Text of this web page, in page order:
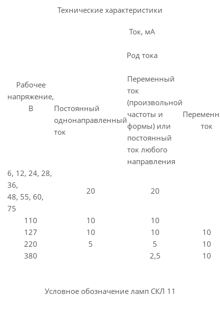
Технические характеристики
Рабочее
напряжение,
В
Ток, мА
Род тока
Постоянный
однонаправленный
ток
Переменный
ток
(произвольной
частоты и
формы) или
постоянный
ток любого
направления
ток
6, 12, 24, 28,
36,
48, 55, 60,
75
20 20
110 10
10
127
10 10
10
220
5 5
10
380
2,5 10
Условное обозначение ламп СКЛ 11